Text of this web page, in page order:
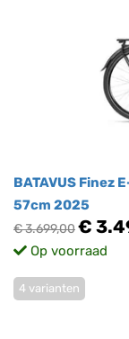
BATAVUS Finez
57cm 2025
€ 3.699,00€
Op voorraad
4 varianten